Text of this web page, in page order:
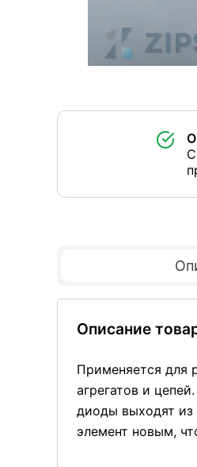
Описание
Применяется для
агрегатов и
диоды выходят из
элемент новым,